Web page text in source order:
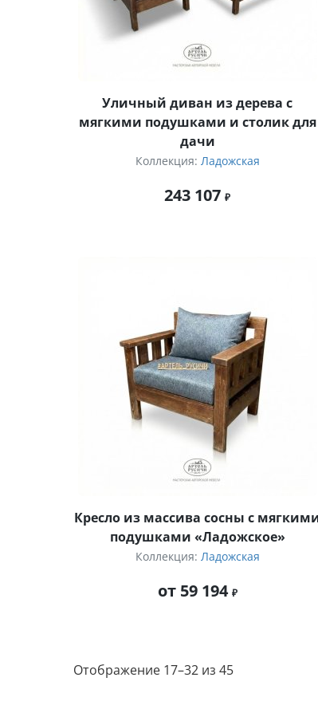
Уличный диван из дерева с
мягкими подушками и столик для
дачи
Коллекция: Ладожская
243 107
Кресло из массива сосны с
подушками «Ладожское»
Коллекция: Ладожская
от 59 194
Отображение 17–32 из 45